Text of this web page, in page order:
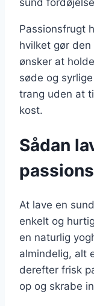
Passionsfrugt
hvilket gør
ønsker at
søde og
trang uden at
kost.
Sådan
At lave en
enkelt og
en naturlig
almindelig, alt
derefter frisk
op og skrabe